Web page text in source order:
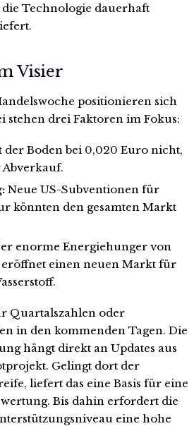
die Technologie dauerhaft
Visier
positionieren sich
stehen drei Faktoren im Fokus:
Boden bei 0,020 Euro nicht,
Neue US-Subventionen für
könnten den gesamten Markt
enorme Energiehunger von
einen neuen Markt für
Quartalszahlen oder
in den kommenden Tagen. Die
hängt direkt an Updates aus
Gelingt dort der
liefert das eine Basis für eine
Bis dahin erfordert die
eine hohe